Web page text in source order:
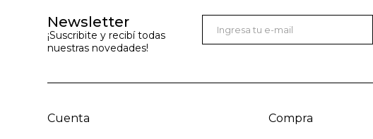
Newsletter
¡Suscribite y recibí todas
nuestras novedades!
Cuenta Compra